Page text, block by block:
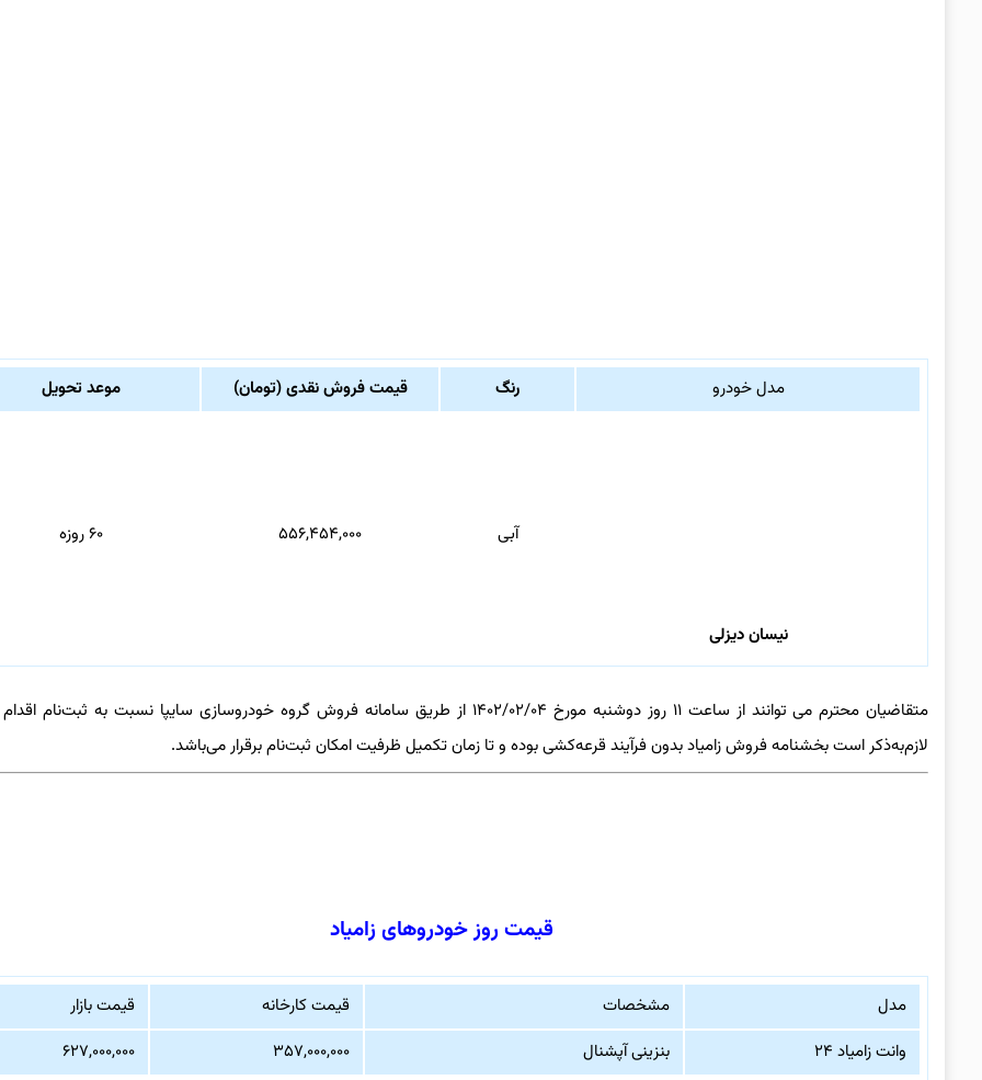
مدل خودرو رنگ قیمت فروش نقدی (تومان) موعد تحویل
نیسان دیزلی
آبی ۵۵۶,۴۵۴,۰۰۰ ۶۰ روزه
متقاضیان محترم می توانند از ساعت ۱۱ روز دوشنبه مورخ ۱۴۰۲/۰۲/۰۴ از طریق سامانه فروش گروه خودروسازی سایپا نسبت به ثبت‌نام
لازم‌به‌ذکر است بخشنامه فروش زامیاد بدون فرآیند قرعه‌کشی بوده و تا زمان تکمیل ظرفیت امکان ثبت‌نام برقرار می‌باشد.
قیمت روز خودروهای زامیاد
مدل مشخصات قیمت کارخانه
قیمت بازار
وانت زامیاد ۲۴
بنزینی آپشنال ۳۵۷,۰۰۰,۰۰۰
۶۲۷,۰۰۰,۰۰۰